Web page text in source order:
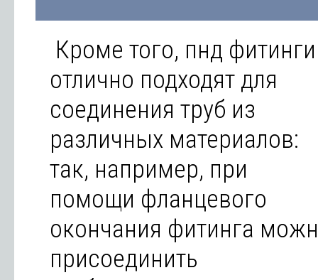
Кроме того, пнд фитинги
отлично подходят для
соединения труб из
различных материалов:
так, например, при
помощи фланцевого
окончания фитинга
присоединить